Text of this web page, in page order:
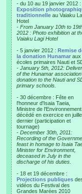
- du 10 au 19 janvier 2012 :
Exposition
traditionnelle au Vaiaku
Hotel
- From January 10th to
2012 : Photo exhibition at
Vaiaku Lagi Hotel
- 5 janvier 2012 : Remise
la donation Hunamar aux
écoles primaires Nauti et
- January 5th, 2012:
of the Hunamar
donation to the Nauti and
primary schools.
- 30 décembre : Fête en
l'honneur d'Isaia Taeia,
Ministre de l'Environnement
décédé en exercice en
dernier (participation et
tournage)
- December 30th, 2011:
Recording of the
feast in homage to Isaia
Minister for Environment,
deceased in July in the
discharge of his duties.
- 18 et 19 décembre :
Projections publiques
vidéos du Festival des
Grandes Marées 2010